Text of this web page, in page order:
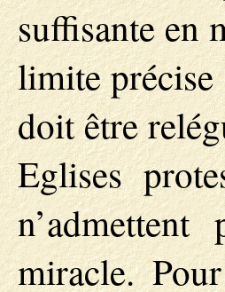
suffisante en
limite
doit être
Eglises
miracle.